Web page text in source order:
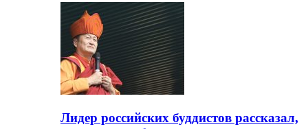
Лидер российских буддистов рассказал,